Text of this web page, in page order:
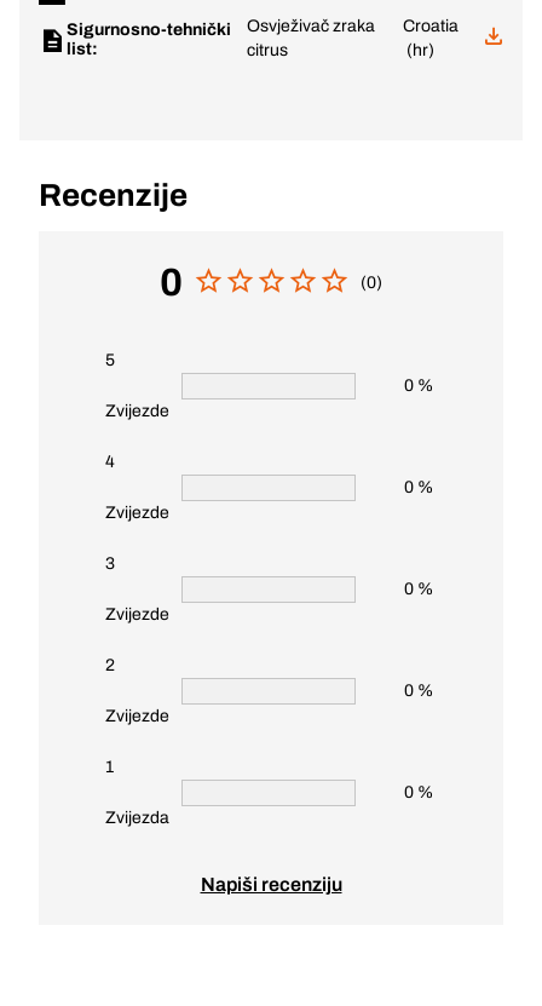
Sigurnosno-tehnički
list:
Osvježivač zraka
citrus
Croatia
(hr)
Recenzije
0 (0)
5
Zvijezde
0 %
4
Zvijezde
0 %
3
Zvijezde
0 %
2
Zvijezde
0 %
1
Zvijezda
0 %
Napiši recenziju